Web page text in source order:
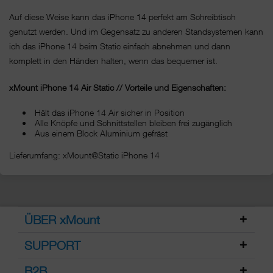
Auf diese Weise kann das iPhone 14 perfekt am Schreibtisch
genutzt werden. Und im Gegensatz zu anderen Standsystemen kann
ich das iPhone 14 beim Static einfach abnehmen und dann
komplett in den Händen halten, wenn das bequemer ist.
xMount iPhone 14 Air Static // Vorteile und Eigenschaften:
Hält das iPhone 14 Air sicher in Position
Alle Knöpfe und Schnittstellen bleiben frei zugänglich
Aus einem Block Aluminium gefräst
Lieferumfang: xMount@Static iPhone 14
ÜBER xMount
SUPPORT